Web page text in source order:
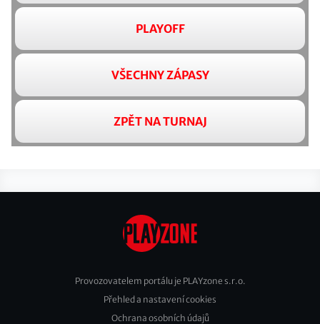
PLAYOFF
VŠECHNY ZÁPASY
ZPĚT NA TURNAJ
Footer
Provozovatelem portálu je PLAYzone s.r.o.
Přehled a nastavení cookies
Ochrana osobních údajů